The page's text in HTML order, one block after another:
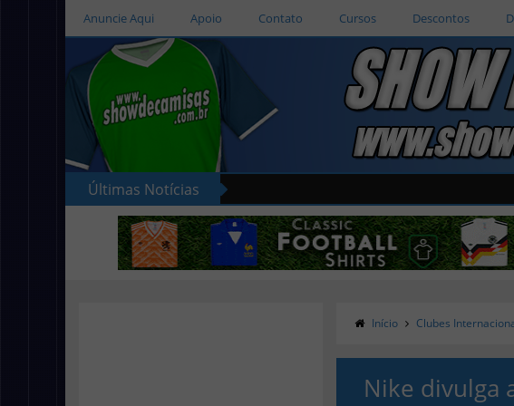
Anuncie Aqui Apoio Contato Cursos Descontos
Últimas Notícias
Início Clubes
Nike divulga